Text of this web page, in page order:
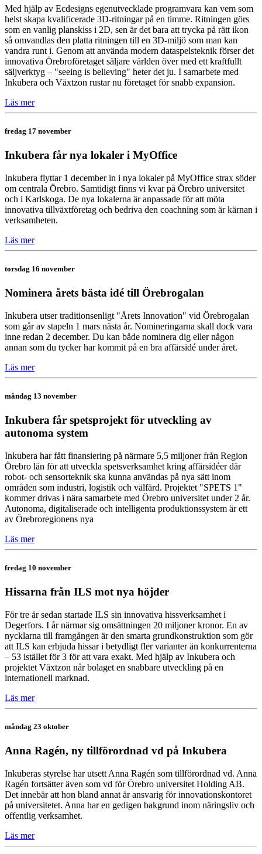
Med hjälp av Ecdesigns egenutvecklade programvara kan vem som
helst skapa kvalificerade 3D-ritningar på en timme. Ritningen görs
som en vanlig planskiss i 2D, sen är det bara att trycka på rätt ikon
så omvandlas den platta ritningen till en 3D-miljö som man kan
vandra runt i. Genom att använda modern dataspelsteknik förser det
innovativa Örebroföretaget säljare världen över med ett kraftfullt
säljverktyg – "seeing is believing" heter det ju. I samarbete med
Inkubera och Växtzon rustar nu företaget för snabb expansion.
Läs mer
fredag 17 november
Inkubera får nya lokaler i MyOffice
Inkubera flyttar 1 december in i nya lokaler på MyOffice strax söder
om centrala Örebro. Samtidigt finns vi kvar på Örebro universitet
och i Karlskoga. De nya lokalerna är anpassade för att möta
innovativa tillväxtföretag och bedriva den coachning som är kärnan i
verksamheten.
Läs mer
torsdag 16 november
Nominera årets bästa idé till Örebrogalan
Inkubera utser traditionsenligt "Årets Innovation" vid Örebrogalan
som går av stapeln 1 mars nästa år. Nomineringarna skall dock vara
inne redan 2 december. Du kan både nominera dig eller någon
annan som du tycker har kommit på en bra affärsidé under året.
Läs mer
måndag 13 november
Inkubera får spetsprojekt för utveckling av
autonoma system
Inkubera har fått finansiering på närmare 5,5 miljoner från Region
Örebro län för att utveckla spetsverksamhet kring affärsidéer där
robot- och sensorteknik ska kunna användas på nya sätt inom
områden som industri, logistik och välfärd. Projektet "SPETS 1"
kommer drivas i nära samarbete med Örebro universitet under 2 år.
Autonoma, digitaliserade och intelligenta produktionssystem är ett
av Örebroregionens nya
Läs mer
fredag 10 november
Hissarna från ILS mot nya höjder
För tre år sedan startade ILS sin innovativa hissverksamhet i
Degerfors. I år närmar sig omsättningen 20 miljoner kronor. En av
nycklarna till framgången är den smarta grundkonstruktion som gör
att ILS kan erbjuda hissar i betydligt fler varianter än konkurrenterna
– 53 istället för 3 för att vara exakt. Med hjälp av Inkubera och
projektet Växtzon når bolaget en snabbare utveckling på en
internationell marknad.
Läs mer
måndag 23 oktober
Anna Ragén, ny tillförordnad vd på Inkubera
Inkuberas styrelse har utsett Anna Ragén som tillförordnad vd. Anna
Ragén fortsätter även som vd för Örebro universitet Holding AB.
Det innebär att hon bland annat är ansvarig för innovationskontoret
på universitetet. Anna har en gedigen bakgrund inom näringsliv och
offentlig verksamhet.
Läs mer